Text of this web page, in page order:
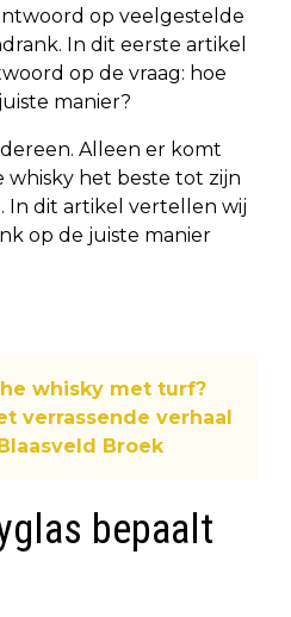
op veelgestelde
In dit eerste artikel
op de vraag: hoe
manier?
Alleen er komt
whisky het beste tot zijn
In dit artikel vertellen wij
op de juiste manier
whisky met turf?
verrassende verhaal
Broek
bepaalt